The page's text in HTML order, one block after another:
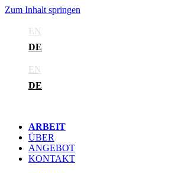
Zum Inhalt springen
EN
DE
EN
DE
ARBEIT
ÜBER
ANGEBOT
KONTAKT